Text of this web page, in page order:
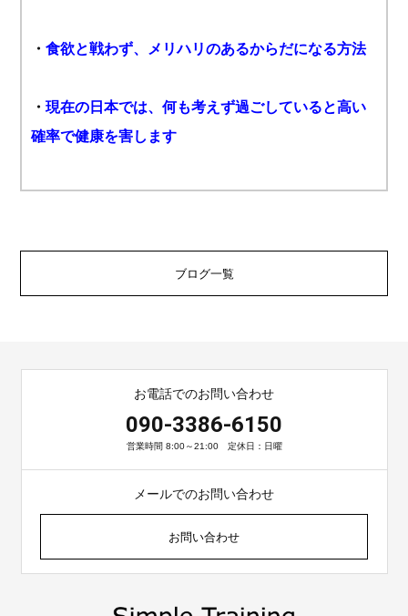
・食欲と戦わず、メリハリのあるからだになる方法
・現在の日本では、何も考えず過ごしていると高い
確率で健康を害します
ブログ一覧
お電話でのお問い合わせ
090-3386-6150
営業時間 8:00～21:00 定休日：日曜
メールでのお問い合わせ
お問い合わせ